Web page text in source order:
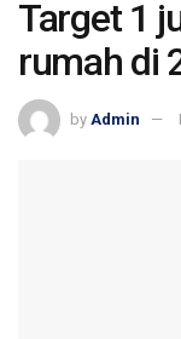
Target 1
rumah di
by Admin